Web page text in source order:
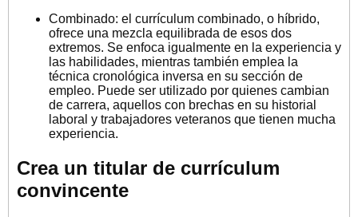
Combinado: el currículum combinado, o híbrido,
ofrece una mezcla equilibrada de esos dos
extremos. Se enfoca igualmente en la experiencia y
las habilidades, mientras también emplea la
técnica cronológica inversa en su sección de
empleo. Puede ser utilizado por quienes cambian
de carrera, aquellos con brechas en su historial
laboral y trabajadores veteranos que tienen mucha
experiencia.
Crea un titular de currículum
convincente